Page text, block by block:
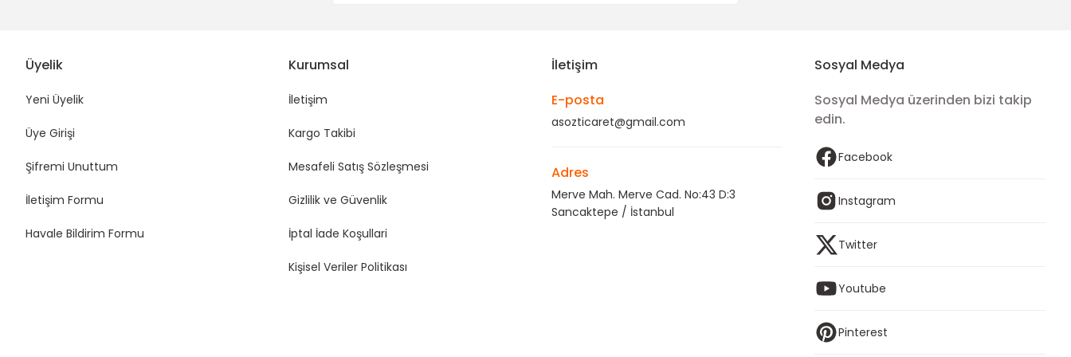
Üyelik
Yeni Üyelik
Üye Girişi
Şifremi Unuttum
İletişim Formu
Havale Bildirim Formu
Kurumsal
İletişim
Kargo Takibi
Mesafeli Satış Sözleşmesi
Gizlilik ve Güvenlik
İptal İade Koşullari
Kişisel Veriler Politikası
İletişim
E-posta
asozticaret@gmail.com
Adres
Merve Mah. Merve Cad. No:43 D:3
Sancaktepe / İstanbul
Sosyal Medya
Sosyal Medya üzerinden bizi takip
edin.
Facebook
Instagram
Twitter
Youtube
Pinterest